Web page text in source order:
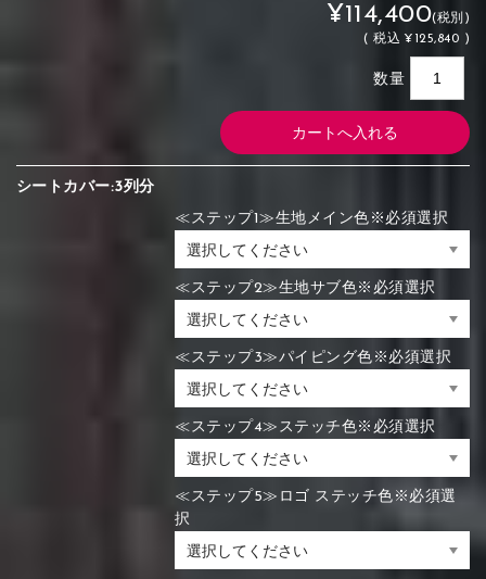
¥114,400(税別)
(税込 ¥125,840 )
数量
シートカバー:3列分
≪ステップ1≫生地メイン色※必須選択
≪ステップ2≫生地サブ色※必須選択
≪ステップ3≫パイピング色※必須選択
≪ステップ4≫ステッチ色※必須選択
≪ステップ5≫ロゴ ステッチ色※必須選
択